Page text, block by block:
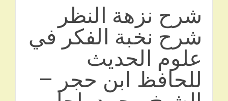
شرح نزهة النظر
شرح نخبة الفكر في
علوم الحديث
للحافظ ابن حجر –